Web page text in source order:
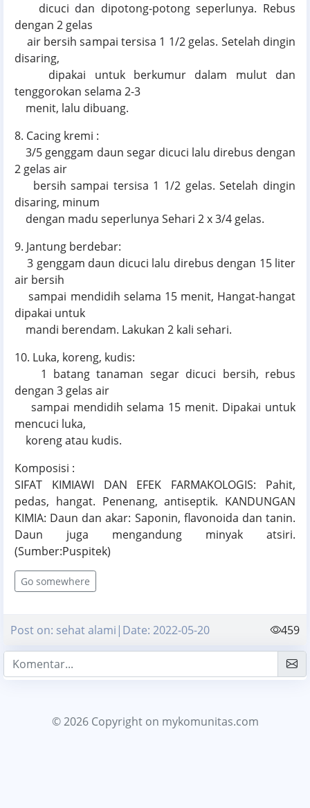
dicuci dan dipotong-potong seperlunya. Rebus
dengan 2 gelas
air bersih sampai tersisa 1 1/2 gelas. Setelah dingin
disaring,
dipakai untuk berkumur dalam mulut dan
tenggorokan selama 2-3
menit, lalu dibuang.
8. Cacing kremi :
3/5 genggam daun segar dicuci lalu direbus dengan
2 gelas air
bersih sampai tersisa 1 1/2 gelas. Setelah dingin
disaring, minum
dengan madu seperlunya Sehari 2 x 3/4 gelas.
9. Jantung berdebar:
3 genggam daun dicuci lalu direbus dengan 15 liter
air bersih
sampai mendidih selama 15 menit, Hangat-hangat
dipakai untuk
mandi berendam. Lakukan 2 kali sehari.
10. Luka, koreng, kudis:
1 batang tanaman segar dicuci bersih, rebus
dengan 3 gelas air
sampai mendidih selama 15 menit. Dipakai untuk
mencuci luka,
koreng atau kudis.
Komposisi :
SIFAT KIMIAWI DAN EFEK FARMAKOLOGIS: Pahit,
pedas, hangat. Penenang, antiseptik. KANDUNGAN
KIMIA: Daun dan akar: Saponin, flavonoida dan tanin.
Daun juga mengandung minyak atsiri.
(Sumber:Puspitek)
Go somewhere
Post on: sehat alami|Date: 2022-05-20 459
© 2026 Copyright on mykomunitas.com